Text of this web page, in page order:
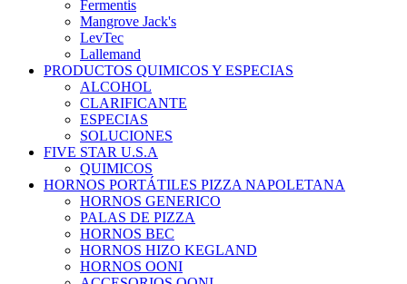
Fermentis
Mangrove Jack's
LevTec
Lallemand
PRODUCTOS QUIMICOS Y ESPECIAS
ALCOHOL
CLARIFICANTE
ESPECIAS
SOLUCIONES
FIVE STAR U.S.A
QUIMICOS
HORNOS PORTÁTILES PIZZA NAPOLETANA
HORNOS GENERICO
PALAS DE PIZZA
HORNOS BEC
HORNOS HIZO KEGLAND
HORNOS OONI